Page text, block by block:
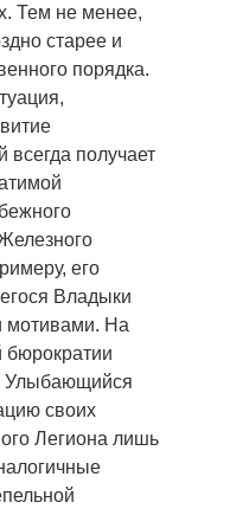
Тем не менее,
старее и
порядка.
всегда получает
его
Владыки
мотивами. На
бюрократии
Улыбающийся
своих
Легиона лишь